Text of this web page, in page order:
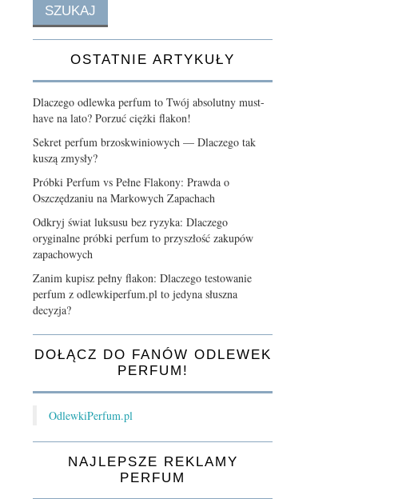
OSTATNIE ARTYKUŁY
Dlaczego odlewka perfum to Twój absolutny must-
have na lato? Porzuć ciężki flakon!
Sekret perfum brzoskwiniowych — Dlaczego tak
kuszą zmysły?
Próbki Perfum vs Pełne Flakony: Prawda o
Oszczędzaniu na Markowych Zapachach
Odkryj świat luksusu bez ryzyka: Dlaczego
oryginalne próbki perfum to przyszłość zakupów
zapachowych
Zanim kupisz pełny flakon: Dlaczego testowanie
perfum z odlewkiperfum.pl to jedyna słuszna
decyzja?
DOŁĄCZ DO FANÓW ODLEWEK
PERFUM!
OdlewkiPerfum.pl
NAJLEPSZE REKLAMY
PERFUM